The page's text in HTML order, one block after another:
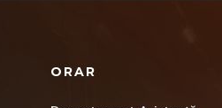
ORAR